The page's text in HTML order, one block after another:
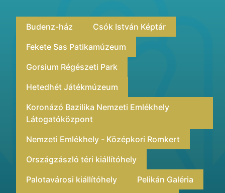
Budenz-ház
Csók István Képtár
Fekete Sas Patikamúzeum
Gorsium Régészeti Park
Hetedhét Játékmúzeum
Koronázó Bazilika Nemzeti Emlékhely
Látogatóközpont
Nemzeti Emlékhely - Középkori Romkert
Országzászló téri kiállítóhely
Palotavárosi kiállítóhely
Pelikán Galéria